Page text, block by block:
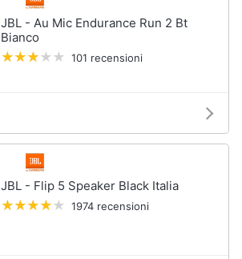
JBL - Au Mic Endurance Run 2 Bt
Bianco
101 recensioni
JBL - Flip 5 Speaker Black Italia
1974 recensioni